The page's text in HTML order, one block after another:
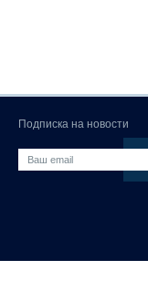
Подписка на новости